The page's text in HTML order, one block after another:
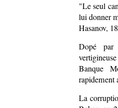
"Le seul
lui donner
Hasanov,
Dopé par
Banque
rapidement
La